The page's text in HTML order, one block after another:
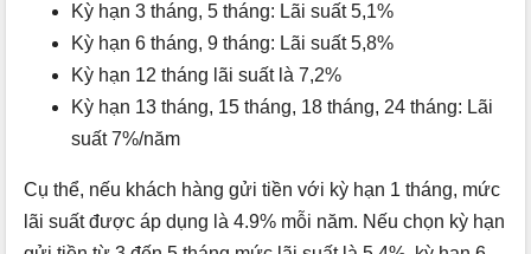
Kỳ hạn 3 tháng, 5 tháng: Lãi suất 5,1%
Kỳ hạn 6 tháng, 9 tháng: Lãi suất 5,8%
Kỳ hạn 12 tháng lãi suất là 7,2%
Kỳ hạn 13 tháng, 15 tháng, 18 tháng, 24 tháng: Lãi
suất 7%/năm
Cụ thể, nếu khách hàng gửi tiền với kỳ hạn 1 tháng, mức
lãi suất được áp dụng là 4.9% mỗi năm. Nếu chọn kỳ hạn